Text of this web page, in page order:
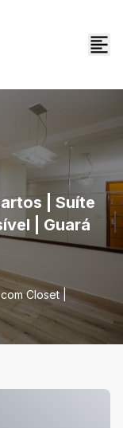
| Suíte
| Guará
Closet |